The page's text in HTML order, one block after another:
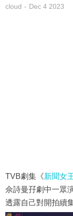
cloud Dec 4 2023
TVB劇集《新聞女
佘詩曼孖劇中一眾
透露自己對開拍續